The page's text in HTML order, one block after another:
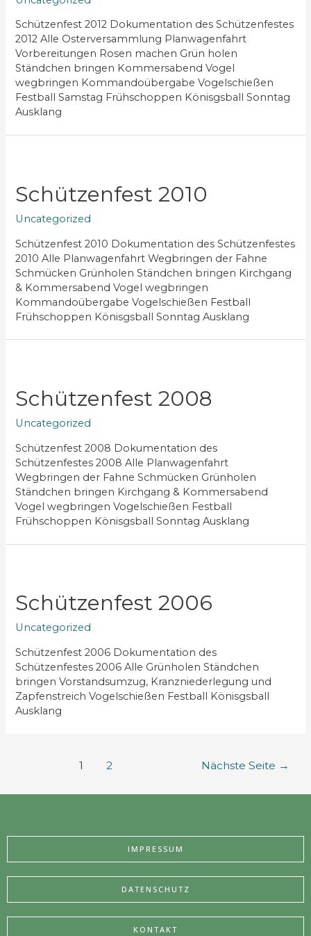
Schützenfest 2012 Dokumentation des Schützenfestes
2012 Alle Osterversammlung Planwagenfahrt
Vorbereitungen Rosen machen Grün holen
Ständchen bringen Kommersabend Vogel
wegbringen Kommandoübergabe Vogelschießen
Festball Samstag Frühschoppen Könisgsball Sonntag
Ausklang
Schützenfest 2010
Uncategorized
Schützenfest 2010 Dokumentation des Schützenfestes
2010 Alle Planwagenfahrt Wegbringen der Fahne
Schmücken Grünholen Ständchen bringen Kirchgang
& Kommersabend Vogel wegbringen
Kommandoübergabe Vogelschießen Festball
Frühschoppen Könisgsball Sonntag Ausklang
Schützenfest 2008
Uncategorized
Schützenfest 2008 Dokumentation des
Schützenfestes 2008 Alle Planwagenfahrt
Wegbringen der Fahne Schmücken Grünholen
Ständchen bringen Kirchgang & Kommersabend
Vogel wegbringen Vogelschießen Festball
Frühschoppen Könisgsball Sonntag Ausklang
Schützenfest 2006
Uncategorized
Schützenfest 2006 Dokumentation des
Schützenfestes 2006 Alle Grünholen Ständchen
bringen Vorstandsumzug, Kranzniederlegung und
Zapfenstreich Vogelschießen Festball Könisgsball
Ausklang
1 2 Nächste Seite →
IMPRESSUM
DATENSCHUTZ
KONTAKT